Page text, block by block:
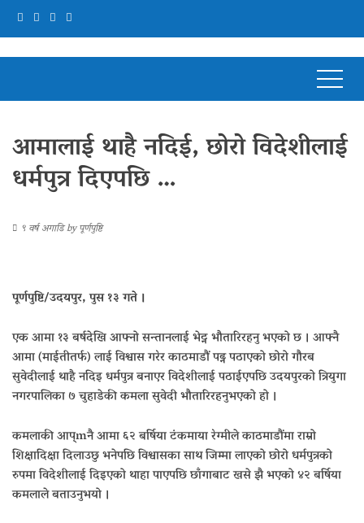
आमालाई थाहै नदिई, छोरो विदेशीलाई
धर्मपुत्र दिएपछि …
९ वर्ष अगाडिbyपूर्णपुष्टि
पूर्णपुष्टि/उदयपुर, पुस १३ गते ।
एक आमा १३ बर्षदेखि आफ्नो सन्तानलाई भेट्न भौतारिरहनु भएको छ । आफ्नै
आमा (माईतीतर्फ) लाई विश्वास गरेर काठमाडौं पढ्न पठाएको छोरो गौरब
सुवेदीलाई थाहै नदिइ धर्मपुत्र बनाएर विदेशीलाई पठाईएपछि उदयपुरको त्रियुगा
नगरपालिका ७ चुहाडेकी कमला सुवेदी भौतारिरहनुभएको हो ।
कमलाकी आप्mनै आमा ६२ बर्षिया टंकमाया रेग्मीले काठमाडौंमा राम्रो
शिक्षादिक्षा दिलाउछु भनेपछि विश्वासका साथ जिम्मा लाएको छोरो धर्मपुत्रको
रुपमा विदेशीलाई दिइएको थाहा पाएपछि छाँगाबाट खसे झै भएको ४२ बर्षिया
कमलाले बताउनुभयो ।